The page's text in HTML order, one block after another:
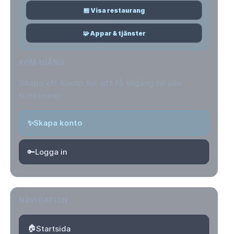
🏪 Visa restaurang
🧩 Appar & tjänster
✨Skapa konto
🔑Logga in
🏠Startsida